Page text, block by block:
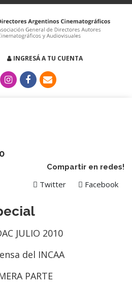
INGRESÁ A TU CUENTA
Compartir en redes!
Twitter Facebook
JULIO 2010
del INCAA
PARTE